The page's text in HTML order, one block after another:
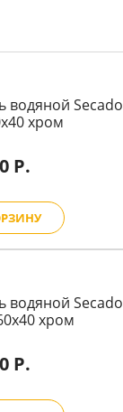
водяной Secado
хром
Р.
водяной Secado
хром
Р.